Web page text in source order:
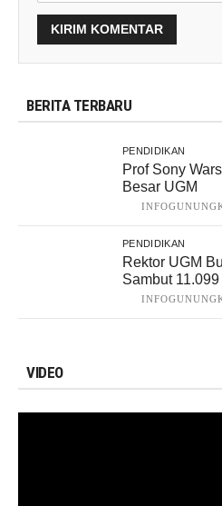
BERITA TERBARU
PENDIDIKAN
Prof Sony
Besar UGM
PENDIDIKAN
Rektor UGM
Sambut
VIDEO